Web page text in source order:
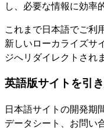
し、必要な情報に効率
これまで日本語でご利
新しいローカライズサ
ジへリダイレクトされ
英語版サイトを引
日本語サイトの開発期
データシート、お問い